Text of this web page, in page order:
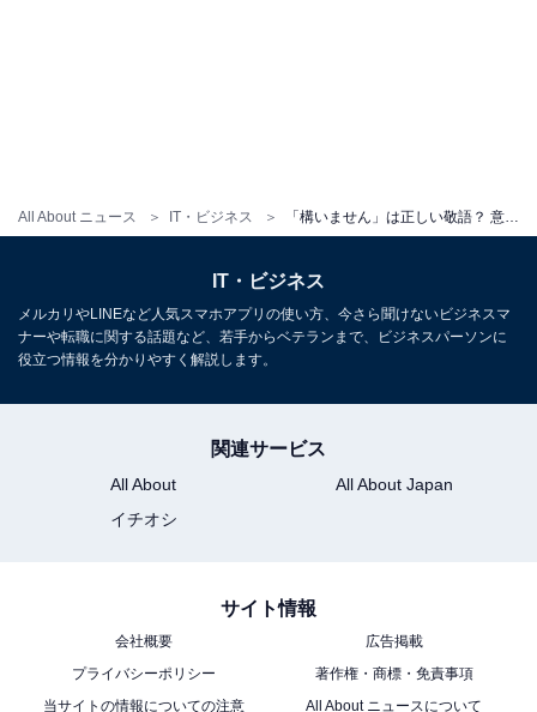
All About ニュース IT・ビジネス
B「はい、月曜日で構いません」
（3）謝罪する場面での会話例
相手からの謝罪やお詫びに対して、「構いません」を用
いることができます。「気にしないでください」という
ニュアンスになります。
B「構いませんよ。どうぞお気になさらないでく
ださい」
IT・ビジネス
メルカリやLINEなど人気スマホアプリの使い方、今さら聞けないビジネスマ
ナーや転職に関する話題など、若手からベテランまで、ビジネスパーソンに
役立つ情報を分かりやすく解説します。
関連サービス
All About
All About Japan
イチオシ
サイト情報
会社概要
広告掲載
プライバシーポリシー
著作権・商標・免責事項
当サイトの情報についての注意
All About ニュースについて